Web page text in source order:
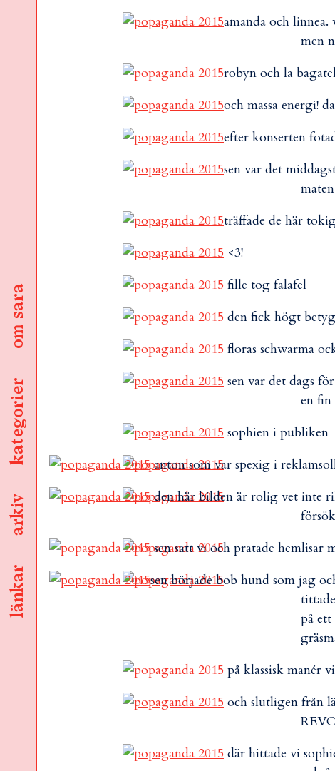
länkar
arkiv
kategorier
om sara
amanda och
men
robyn och la
och massa energi!
efter konserten
sen var det
träffade de här
<3!
fille tog falafel
den fick högt betyg
floras schwarma
sen var det dags
en fin
sophien i publiken
anton som var spexig i
den här bilden är rolig vet inte
sen satt vi och pratade hemlisar
sen började bob hund som jag
på
på klassisk manér
och slutligen från
där hittade vi